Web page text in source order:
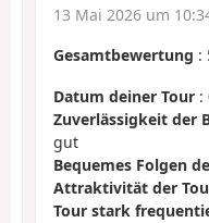
13 Mai 2026 um
Gesamtbewertung :
Datum deiner Tour :
Zuverlässigkeit der
gut
Bequemes Folgen
Attraktivität der
Tour stark